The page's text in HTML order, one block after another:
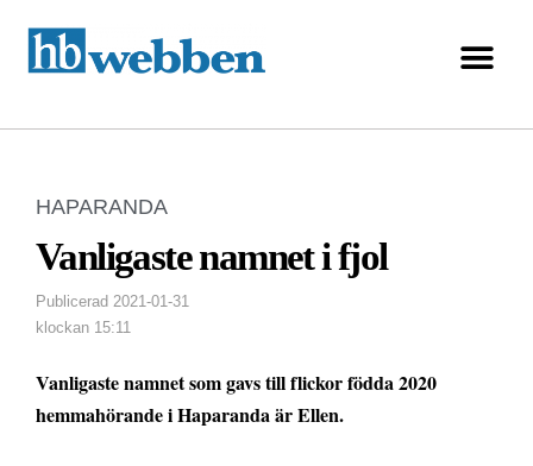
HAPARANDA
Vanligaste namnet i fjol
Publicerad 2021-01-31
klockan 15:11
Vanligaste namnet som gavs till flickor födda 2020
hemmahörande i Haparanda är Ellen.